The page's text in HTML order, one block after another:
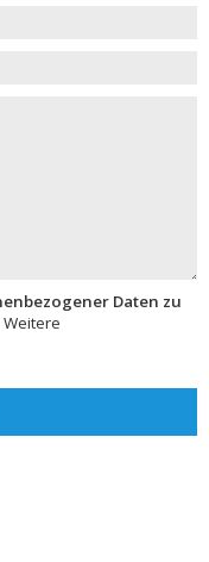
Daten zu